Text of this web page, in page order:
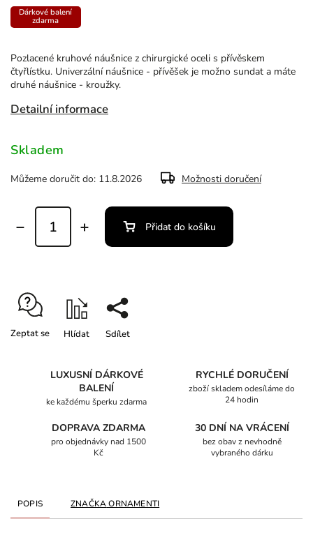
Pozlacené kruhové náušnice z chirurgické oceli s přívěskem
čtyřlístku. Univerzální náušnice - přívěšek je možno sundat a máte
druhé náušnice - kroužky.
Detailní informace
Dárkové balení
zdarma
Skladem
Můžeme doručit do: 11.8.2026 Možnosti doručení
Přidat do košíku
Zeptat se Hlídat Sdílet
LUXUSNÍ DÁRKOVÉ
BALENÍ
ke každému šperku zdarma
RYCHLÉ DORUČENÍ
zboží skladem odesíláme do
24 hodin
DOPRAVA ZDARMA
pro objednávky nad 1500
Kč
30 DNÍ NA VRÁCENÍ
bez obav z nevhodně
vybraného dárku
POPIS ZNAČKAORNAMENTI